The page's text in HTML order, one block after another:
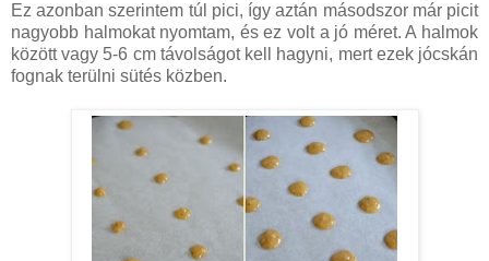
Ez azonban szerintem túl pici, így aztán másodszor már picit
nagyobb halmokat nyomtam, és ez volt a jó méret. A halmok
között vagy 5-6 cm távolságot kell hagyni, mert ezek jócskán
fognak terülni sütés közben.